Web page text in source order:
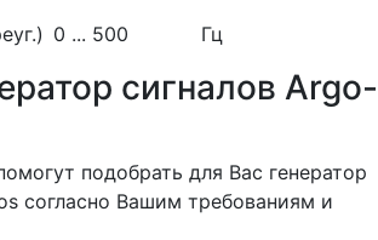
0 ... 500 Гц
сигналов Argo-
подобрать для Вас генератор
согласно Вашим требованиям и